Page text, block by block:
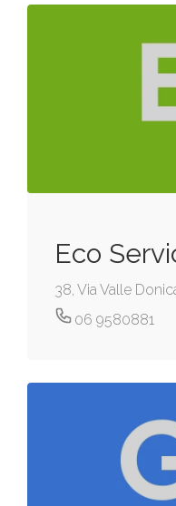
Eco
38, Via Valle
06 9580881